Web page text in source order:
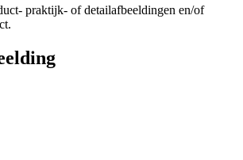
praktijk- of detailafbeeldingen en/of